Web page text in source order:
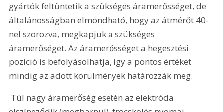
gyártók feltüntetik a szükséges áramerősséget, de
általánosságban elmondható, hogy az átmérőt 40-
nel szorozva, megkapjuk a szükséges
áramerőséget. Az áramerősséget a hegesztési
pozíció is befolyásolhatja, így a pontos értéket
mindig az adott körülmények határozzák meg.